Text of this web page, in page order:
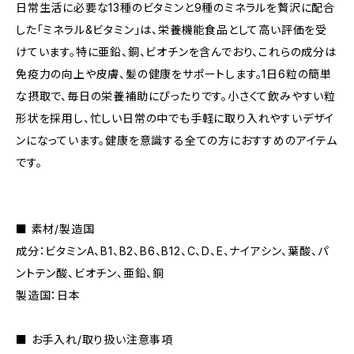
日常生活に必要な13種のビタミンと9種のミネラルを贅沢に配合
した「ミネラル&ビタミン」は、栄養機能食品として高い評価を受
けています。特に亜鉛、銅、ビオチンを含んでおり、これらの成分は
免疫力の向上や皮膚、髪の健康をサポートします。1日6粒の簡単
な摂取で、毎日の栄養補助にぴったりです。小さくて飲みやすい粒
形状を採用し、忙しい日常の中でも手軽に取り入れやすいデザイ
ンになっています。健康を意識する全ての方におすすめのアイテム
です。
■ 素材/製造国
成分：ビタミンA、B1、B2、B6、B12、C、D、E、ナイアシン、葉酸、パ
ントテン酸、ビオチン、亜鉛、銅
製造国：日本
■ お手入れ/取り扱い注意事項